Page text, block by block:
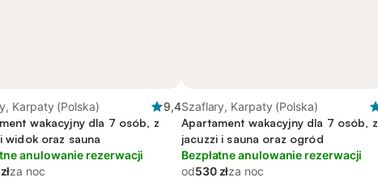
Karpaty (Polska)
9,4
wakacyjny dla 7 osób, z
widok oraz sauna
anulowanie rezerwacji
za noc
Szaflary, Karpaty (Polska)
Apartament wakacyjny dla 7 osób, z
jacuzzi i sauna oraz ogród
Bezpłatne anulowanie rezerwacji
od530 złza noc